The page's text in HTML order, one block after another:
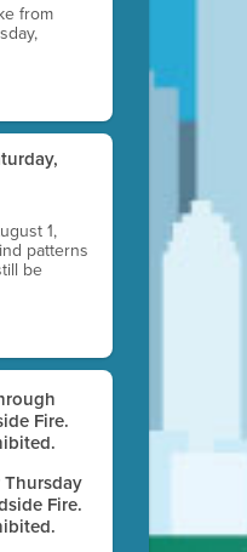
from
1,
patterns
be
Fire.
Fire.